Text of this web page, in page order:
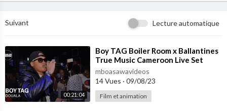
Suivant Lecture automatique
00:21:04
⁣Boy TAG Boiler Room x Ballantines
True Music Cameroon Live Set
mboasawavideos
14 Vues · 09/08/23
Film et animation